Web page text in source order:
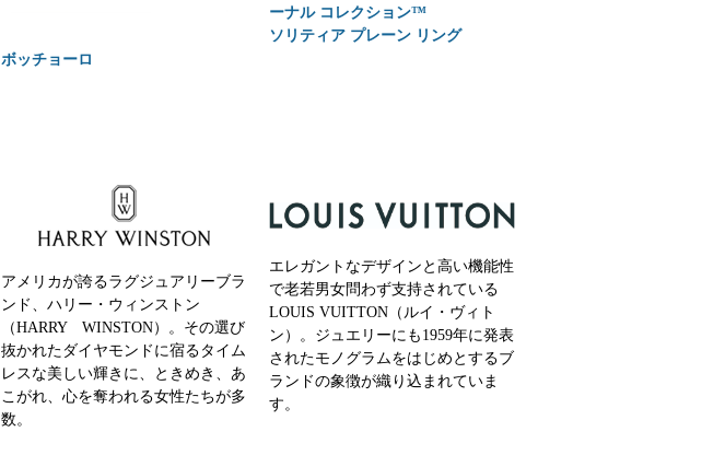
ボッチョーロ
ーナル コレクション™
ソリティア プレーン リング
アメリカが誇るラグジュアリーブラ
ンド、ハリー・ウィンストン
（HARRY WINSTON）。その選び
抜かれたダイヤモンドに宿るタイム
レスな美しい輝きに、ときめき、あ
こがれ、心を奪われる女性たちが多
数。
エレガントなデザインと高い機能性
で老若男女問わず支持されている
LOUIS VUITTON（ルイ・ヴィト
ン）。ジュエリーにも1959年に発表
されたモノグラムをはじめとするブ
ランドの象徴が織り込まれていま
す。